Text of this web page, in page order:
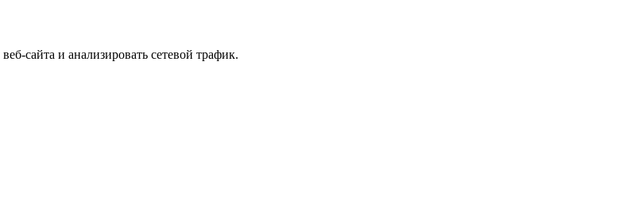
сайта и анализировать сетевой трафик.